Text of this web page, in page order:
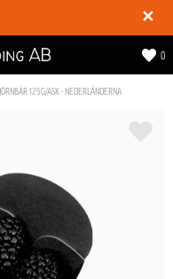
✕
0
125G/ASK - NEDERLÄNDERNA